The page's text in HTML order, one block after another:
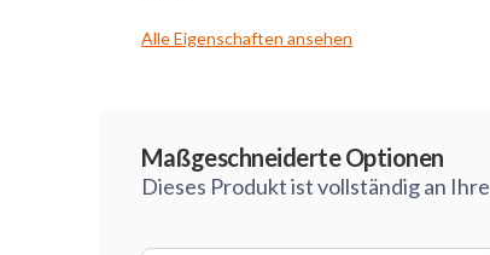
Alle Eigenschaften ansehen
Maßgeschneiderte Optionen
Dieses Produkt ist vollständig an